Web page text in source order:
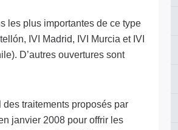
les plus importantes de ce type
IVI Madrid, IVI Murcia et IVI
D’autres ouvertures sont
traitements proposés par
janvier 2008 pour offrir les